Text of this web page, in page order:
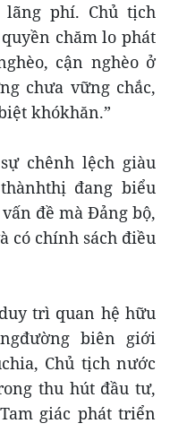
lãng phí. Chủ tịch
chăm lo phát
cận nghèo ở
chưa vững chắc,
khókhăn.”
chênh lệch giàu
đang biểu
đề mà Đảng bộ,
có chính sách điều
trì quan hệ hữu
biên giới
Chủ tịch nước
thu hút đầu tư,
giác phát triển